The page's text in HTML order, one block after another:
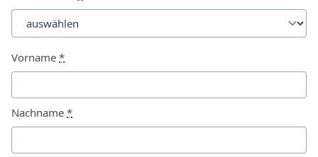
Vorname *
Nachname *